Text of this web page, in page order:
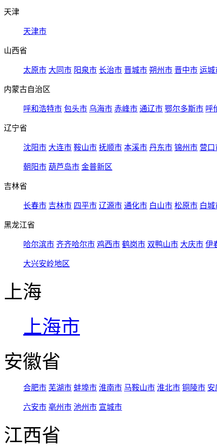
天津
天津市
山西省
太原市 大同市 阳泉市 长治市 晋城市 朔州市 晋中市 运城
内蒙古自治区
呼和浩特市 包头市 乌海市 赤峰市 通辽市 鄂尔多斯市 呼
辽宁省
沈阳市 大连市 鞍山市 抚顺市 本溪市 丹东市 锦州市 营口
朝阳市 葫芦岛市 金普新区
吉林省
长春市 吉林市 四平市 辽源市 通化市 白山市 松原市 白城
黑龙江省
哈尔滨市 齐齐哈尔市 鸡西市 鹤岗市 双鸭山市 大庆市 伊
大兴安岭地区
上海
上海市
安徽省
合肥市 芜湖市 蚌埠市 淮南市 马鞍山市 淮北市 铜陵市 安
六安市 亳州市 池州市 宣城市
江西省